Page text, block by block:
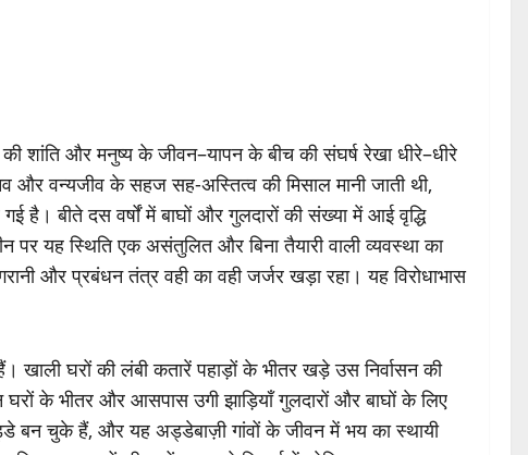
और मनुष्य के जीवन–यापन के बीच की संघर्ष रेखा धीरे–धीरे
और वन्यजीव के सहज सह-अस्तित्व की मिसाल मानी जाती थी,
बीते दस वर्षों में बाघों और गुलदारों की संख्या में आई वृद्धि
यह स्थिति एक असंतुलित और बिना तैयारी वाली व्यवस्था का
और प्रबंधन तंत्र वही का वही जर्जर खड़ा रहा। यह विरोधाभास
खाली घरों की लंबी कतारें पहाड़ों के भीतर खड़े उस निर्वासन की
घरों के भीतर और आसपास उगी झाड़ियाँ गुलदारों और बाघों के लिए
चुके हैं, और यह अड्डेबाज़ी गांवों के जीवन में भय का स्थायी